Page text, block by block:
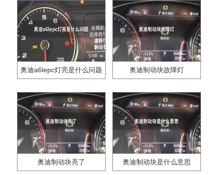
奥迪a6lepc灯亮是什么问题 奥迪制动块故障灯
奥迪制动块亮了 奥迪制动块是什么意思